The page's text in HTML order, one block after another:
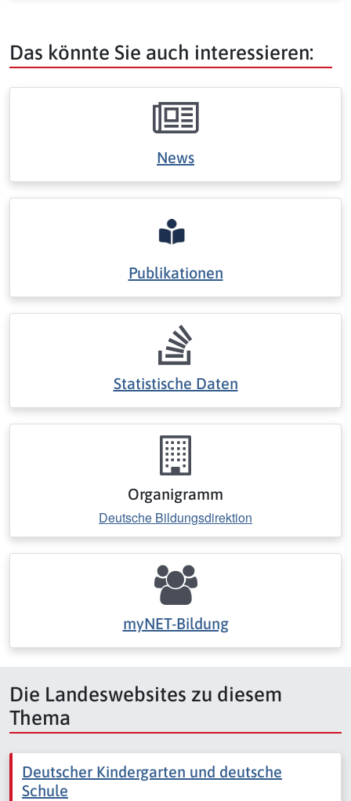
Das könnte Sie auch interessieren:
News
Publikationen
Statistische Daten
Organigramm
Deutsche Bildungsdirektion
myNET-Bildung
Die Landeswebsites zu diesem
Thema
Deutscher Kindergarten und deutsche
Schule